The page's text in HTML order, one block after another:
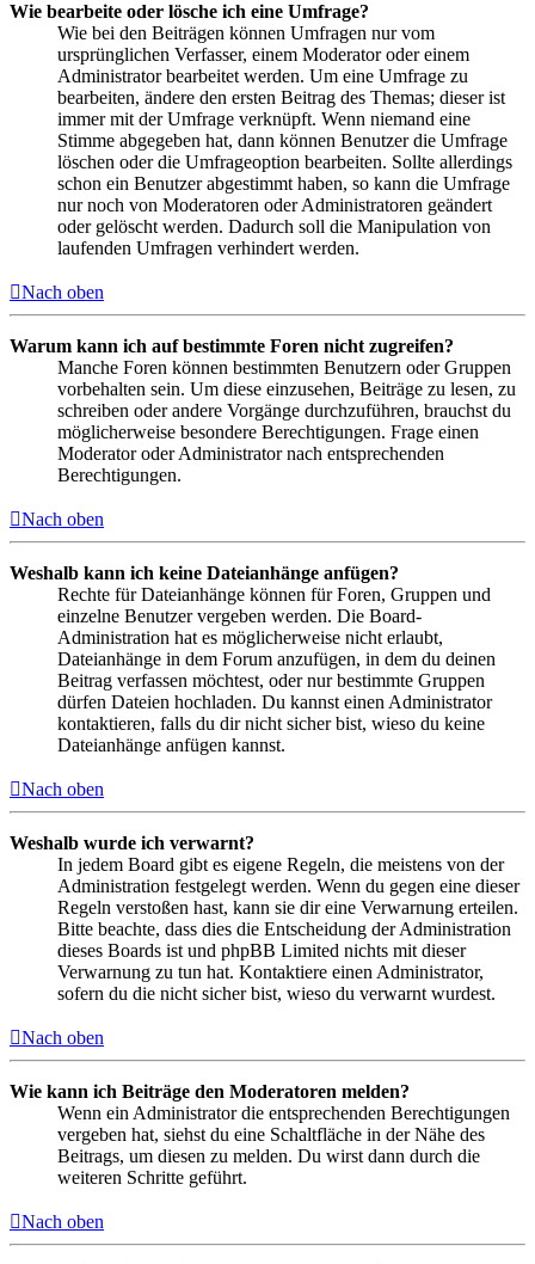
Wie bearbeite oder lösche ich eine Umfrage?
Wie bei den Beiträgen können Umfragen nur vom
ursprünglichen Verfasser, einem Moderator oder einem
Administrator bearbeitet werden. Um eine Umfrage zu
bearbeiten, ändere den ersten Beitrag des Themas; dieser ist
immer mit der Umfrage verknüpft. Wenn niemand eine
Stimme abgegeben hat, dann können Benutzer die Umfrage
löschen oder die Umfrageoption bearbeiten. Sollte allerdings
schon ein Benutzer abgestimmt haben, so kann die Umfrage
nur noch von Moderatoren oder Administratoren geändert
oder gelöscht werden. Dadurch soll die Manipulation von
laufenden Umfragen verhindert werden.
Nach oben
Warum kann ich auf bestimmte Foren nicht zugreifen?
Manche Foren können bestimmten Benutzern oder Gruppen
vorbehalten sein. Um diese einzusehen, Beiträge zu lesen, zu
schreiben oder andere Vorgänge durchzuführen, brauchst du
möglicherweise besondere Berechtigungen. Frage einen
Moderator oder Administrator nach entsprechenden
Berechtigungen.
Nach oben
Weshalb kann ich keine Dateianhänge anfügen?
Rechte für Dateianhänge können für Foren, Gruppen und
einzelne Benutzer vergeben werden. Die Board-
Administration hat es möglicherweise nicht erlaubt,
Dateianhänge in dem Forum anzufügen, in dem du deinen
Beitrag verfassen möchtest, oder nur bestimmte Gruppen
dürfen Dateien hochladen. Du kannst einen Administrator
kontaktieren, falls du dir nicht sicher bist, wieso du keine
Dateianhänge anfügen kannst.
Nach oben
Weshalb wurde ich verwarnt?
In jedem Board gibt es eigene Regeln, die meistens von der
Administration festgelegt werden. Wenn du gegen eine dieser
Regeln verstoßen hast, kann sie dir eine Verwarnung erteilen.
Bitte beachte, dass dies die Entscheidung der Administration
dieses Boards ist und phpBB Limited nichts mit dieser
Verwarnung zu tun hat. Kontaktiere einen Administrator,
sofern du die nicht sicher bist, wieso du verwarnt wurdest.
Nach oben
Wie kann ich Beiträge den Moderatoren melden?
Wenn ein Administrator die entsprechenden Berechtigungen
vergeben hat, siehst du eine Schaltfläche in der Nähe des
Beitrags, um diesen zu melden. Du wirst dann durch die
weiteren Schritte geführt.
Nach oben